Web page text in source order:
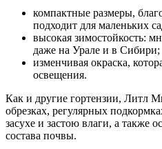
компактные размеры,
подходит для маленьких
высокая зимостойкость:
даже на Урале и в Сибири;
изменчивая окраска,
освещения.
Как и другие гортензии, Литл
обрезках, регулярных
засухе и застою влаги, а также
состава почвы.